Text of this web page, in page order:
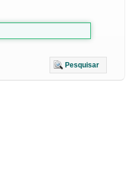
Pesquisar